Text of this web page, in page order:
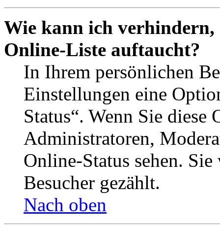
Wie kann ich verhindern,
Online-Liste auftaucht?
In Ihrem persönlichen
Einstellungen eine
Status“. Wenn Sie
Administratoren,
Online-Status sehen.
Besucher gezählt.
Nach oben